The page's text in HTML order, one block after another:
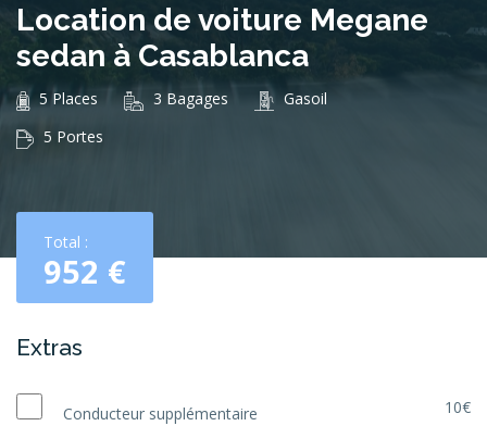
Location de voiture Megane
sedan à Casablanca
5 Places 3 Bagages
Gasoil
5 Portes
Total :
952 €
Extras
Conducteur supplémentaire 10€